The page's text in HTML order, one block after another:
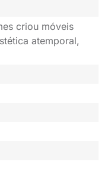
criou móveis
atemporal,